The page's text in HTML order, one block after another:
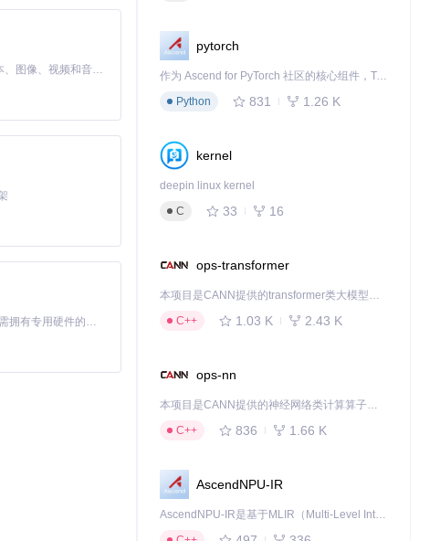
MiniMax H3 是一个通用的全模态生成系统。它支持对由文本、图像、视频和音频组成的多模态上下文进行统一理解，并能生成分辨率高达 2K、时长可达 15 秒的带原生立体声音频的视频。得益于面向任务泛化的系统设计，H3 在预训练阶段就已具备广泛的多模态上下文理解与生成能力，能够出色地执行复杂的多模态指令。
基于Python的Xiaozhi AI，适用于想要完整Xiaozhi体验而无需拥有专用硬件的用户。
pytorch
作为 Ascend for PyTorch 社区的核心组件，TorchNPU 是昇腾专为 PyTorch 打造的深度学习适配插件，使 PyTorch 框架能够直接调用昇腾 NPU，为开发者提供昇腾 AI 处理器的超强算力。
Python
831 1.26 K
kernel
deepin linux kernel
C
33 16
ops-transformer
本项目是CANN提供的transformer类大模型算子库，实现网络在NPU上加速计算。
C++
1.03 K 2.43 K
ops-nn
本项目是CANN提供的神经网络类计算算子库，实现网络在NPU上加速计算。
C++
836 1.66 K
AscendNPU-IR
AscendNPU-IR是基于MLIR（Multi-Level Intermediate Representation）构建的，面向昇腾亲和算子编译时使用的中间表示，提供昇腾完备表达能力，通过编译优化提升昇腾AI处理器计算效率，支持通过生态框架使能昇腾AI处理器与深度调优